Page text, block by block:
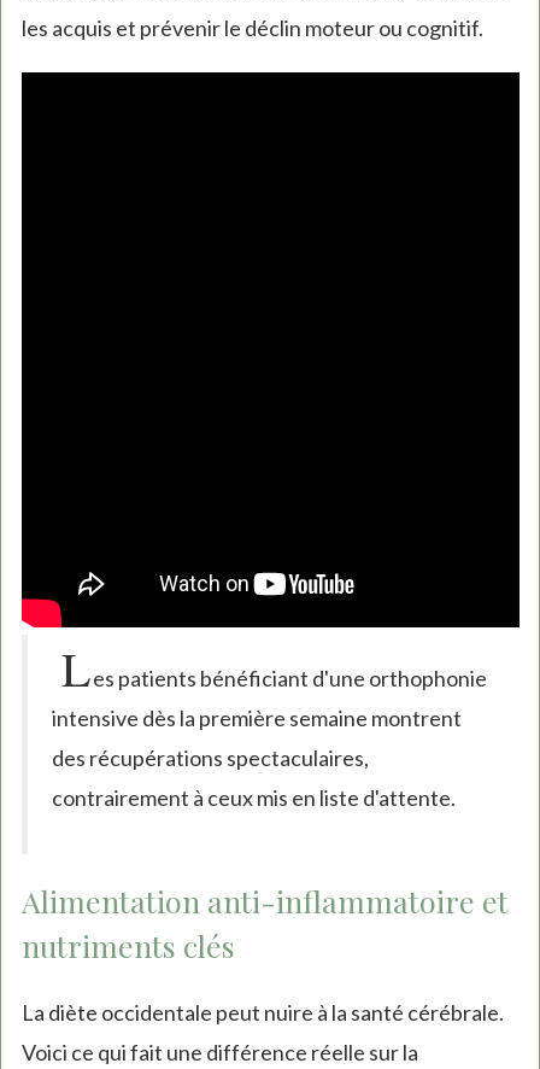
les acquis et prévenir le déclin moteur ou cognitif.
Les patients bénéficiant d'une orthophonie
intensive dès la première semaine montrent
des récupérations spectaculaires,
contrairement à ceux mis en liste d'attente.
Alimentation anti-inflammatoire et
nutriments clés
La diète occidentale peut nuire à la santé cérébrale.
Voici ce qui fait une différence réelle sur la